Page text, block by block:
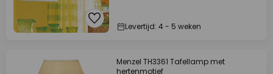
Levertijd: 4 - 5 weken
Menzel TH3361 Tafellamp met
hertenmotief